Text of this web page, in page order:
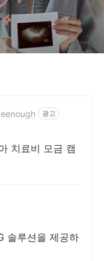
광고
치료비 모금 캠
솔루션을 제공하